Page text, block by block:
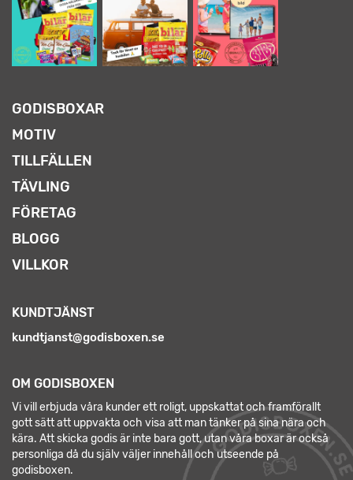
GODISBOXAR
MOTIV
TILLFÄLLEN
TÄVLING
FÖRETAG
BLOGG
VILLKOR
KUNDTJÄNST
kundtjanst@godisboxen.se
OM GODISBOXEN
Vi vill erbjuda våra kunder ett roligt, uppskattat och framförallt
gott sätt att uppvakta och visa att man tänker på sina nära och
kära. Att skicka godis är inte bara gott, utan våra boxar är också
personliga då du själv väljer innehåll och utseende på
godisboxen.